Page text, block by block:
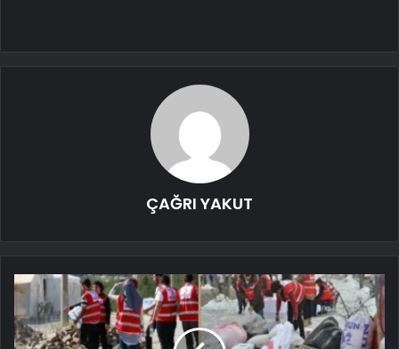
ÇAĞRI YAKUT